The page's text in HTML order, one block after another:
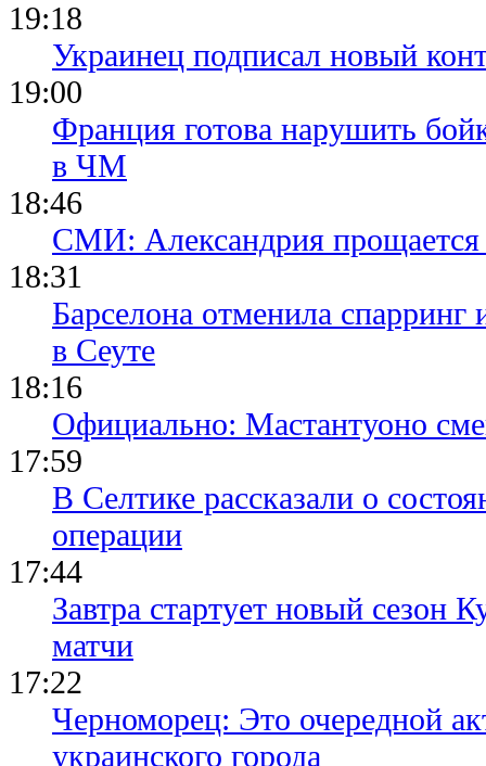
19:18
Украинец подписал новый
19:00
Франция готова нарушить
в ЧМ
18:46
СМИ: Александрия
18:31
Барселона отменила спарринг
в Сеуте
18:16
Официально: Мастантуоно
17:59
В Селтике рассказали о
операции
17:44
Завтра стартует новый сезон
матчи
17:22
Черноморец: Это очередной
украинского города